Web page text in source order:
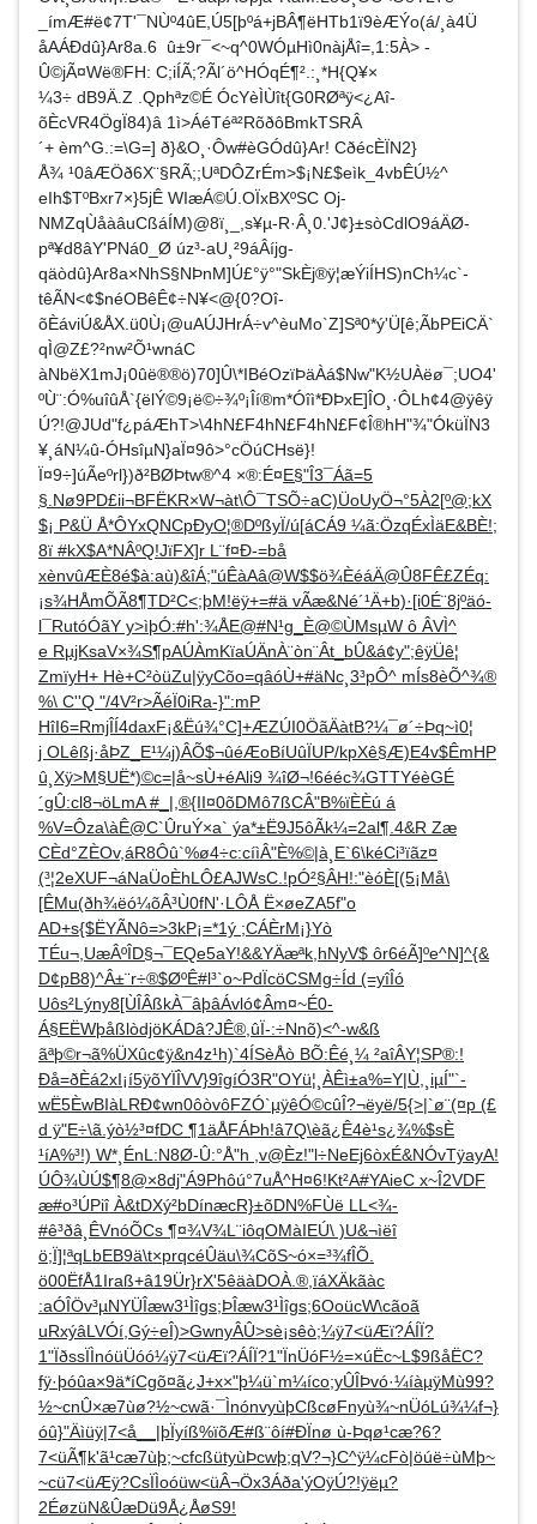
_ímÆ#ë¢7T'¯NÙº4ûE,Ú5[þºá+jBÂ¶ëHTb1ï9èÆÝo(á/¸à4Ü
åAÁÐdû}Ar8a.6 û±9r¯<~q^0WÓµHì0nàjÅî=,1:5À> ­
Û©jÃ¤Wë®FH: C;iÍÃ;?Ãl´ö^HÓqÉ¶².:¸*H{Q¥×
¼3÷ dB9Ä­.Z .Q­phªz©É ÓcYèÌÙît{G0RØªÿ<¿Aî-
õÈcVR4ÖgÏ84)â 1ì>ÁéTéª²RõðôBmkTSRÂ
´+ èm^G.:=\G=] ð}&O¸·Ôw#èGÓdû}Ar! CðécÈÏN2}
Å¾ ¹0âÆÖð6X¨§RÃ;;UªDÔZrÉm>­$¡N£$eìk_4vbÊÚ½^
eIh$TºBxr7×}5jÊ WIæÁ©Ú.OÏxBXºSC Oj­
NMZqÙåàâuCßáÍM)@8ï¸_,s¥µ-R·Â¸0.'J¢}±sòCdlO9áÄØ-
pª¥d8âY'PNá0_Ø úz³-aU¸²9áÂíjg­
qäòdû}Ar8a×NhS§NÞnM]Ú£°ÿ°"SkÈj®ÿ¦æÝiÍHS)nCh¼c`­
têÃN<¢$néOBêÊ¢÷N¥<@{0?Oî-
õÈáviÚ&ÅX.ü0Ù¡@uAÚJHrÁ÷v^èuMo`Z]Sª0*ý'Ü[ê;ÃbPEiCÄ`
qÌ@Z£?²nw²Õ¹wná­C
àNbëX1mJ¡0ûë®®ö)70]Û\*IBéOzïÞäÀá$Nw"K½UÀëø¯;UO4'
ºÙ¨:Ó%uîûÅ`{ëlÝ©9¡ë©÷¾º¡Îí®m*Óîì*ÐÞxE]ÎO¸·ÔLh¢4@ÿêÿ
Ú?!@JUd"f¿páÆhT>\4hN£F4hN£F4hN£F¢Î®hH"¾"ÓküÏN3
¥¸áN¼û-ÓHsîµN}aÏ¤9ô>°cÖúCHsë}!
Ï¤9÷]úÃeºrl})ð²BØÞtw®^4 ×®:É¤E§"Î3¯Áã=5
§.Nø9PD£ii¬BFËKR×W¬àt\Ô¯TSÕ÷aC)ÜoUyÖ¬°5À2[º@;kX
$¡ P&Ü Å*ÔYxQNCpÐyO¦®Dº­ßyÏ/ú[áCÁ9 ¼ã:ÖzqÉxÌäE&BÈ!;
8ï #kX$A*NÂºQ!JïFX]r L¨f¤Ð-=bå
xènvûÆÈ8é$à:aù)&îÁ;"úÊàAâ@W$$ö¾ÈéáÄ@Û8FÊ£ZÉq:
¡s¾HÅmÕÃ8¶TD²C<;þM!ëÿ+=#ä vÃæ&Né´¹Ä+b)·[i0­É¨8jºäó­
l¯RutóÓãY y>ìþÓ:#h':¾ÅE@#N¹g_È@©ÙMsµW ô ÂVÌ^
e RµjKsaV×¾S¶pAÚÀmKïaÚÄnÀ¨òn¨Ât_bÛ&á¢y";êÿÜê¦
ZmïyH+ Hè+C²òüZu|ÿyCõo=qâóÙ+#äNc¸3³pÔ^ mÍs8èÕ^¾®
%\ C''Q "/4V²r>ÃéÏ0iRa-}":mP
HîI6=RmjÎÍ4daxF¡&Ëú¾°C]+ÆZÚI0ÖãÄàtB?¼¯ø´÷Þq~ì0¦
j OLêßj·åÞZ_E¹¼j)ÂÕ$¬ûéÆoBíUûÏUP/kpXê§Æ)E4v$ÊmHP
û¸Xÿ>M§UË*)©c=|å~sÙ+éAli9 ¾îØ¬!6ééc¾GTTYéèGÉ
´gÛ:cl8¬öLmA #_|,®{II¤0õDMô7ßCÂ"B%ïÈÈú á
%V=Ôza\àÊ@C`ÛruÝ×a` ýa*±Ë9J5ôÃk¼=2al¶.4&R Zæ
CÈd°ZÈOv,áR8Ôû`%ø4÷c:cíìÂ"È%©|à¸E`6\kéCi³ïãz¤
(³¦2eXUF¬áNaÜoÈhLÔ£AJWsC.!pÓ²§ÂH!:"èóÈ[(5¡Må\
[ÊMu(ðh¾ëó¼õÂ³Ù0fN'·LÔÅ Ë×øeZA5f"o
AD+s{$ËYÃNô=>3kP¡=*1ý ;CÁÈrM¡}Yò
TÉu¬,UæÂºÎD§¬¯EQe5aY!&&YÄæªk,hNyV$ ôr6éÃ]ºe^N]^{&
D¢pB8)^Â±¨r÷®$ØºÊ#l³`o~PdÏcöCSMg÷Íd (=y­îÎó
Uôs²Lýny8[ÙÎÂßkÀ¯âþâÁvló¢Âm¤~É0­
Á§EËWþåßlòdjöKÁDâ?JÊ®,ûÏ-:÷Nnõ)<^-w&ß
ãªþ©r¬ã%ÜXûc¢ÿ­&n4z¹h)`4ÍSèÅò BÕ:Êé¸¼ ²aîÂY¦SP®:!
Ðå=ðÈá2xI¡í5ÿõYÏÎVV}9îgíÓ3R"OYü¦¸ÀÊì±a%=Y|Ù,¸iµÍ"`-
wË5ÈwBIàLRÐ¢wn0ôòvôFZÓ`µÿêÓ©cûÎ?¬ëyë/5{>|`ø¨(¤p (£
d ÿ"E÷\ã.ýò½³¤fDC ¶1äÅFÁÞh!â7Q\èã¿Ê4è¹s¿¾%$sÈ
¹íA%³!) W*¸ÉnL:N8Ø-Û:°Å"h ,v@Èz!"l÷NeEj6òxÉ&NÓvTÿayA!
ÚÔ¾ÙÚ$¶8@×8dj"Á9Phôú°7uÅ^H¤6!Kt²A#YAieC x~Î2VDF
æ#o³ÚPiî À&tDXý²bDínæcR}±õDN%FÙë LL<¾-
#ê³ðâ¸ÊVnóÕCs ¶¤¾V¾L¨iôqOMàIEÚ\ )U&¬ìëî
ö;Ï]¦ªqLbEB9ä\t×prqcéÛäu\¾CõS~ó×=³¾fÎÕ.
ö00ËfÅ1Iraß+â19Ür}rX'5êäàDOÀ.®,ïáXÄkãàc
:aÓÎÖv³µNYÜÎæw3¹Ìîgs;ÞÎæw3¹Ìîgs;6OoücW\cãoã
uRxýâLVÓí,Gý÷eÎ)>GwnyÂÛ>sè¡sêò;¼ÿ7<üÆï?ÁÍÏ?
1"ÏðssÏÌnóüÜóó¼ÿ7<üÆï?ÁÍÏ?1"ÏnÜóF½=×úËc~L$9ßåËC?
fÿ·þóûa×9ä*íCgõ¤ã¿J+x×"þ¼ü`m¼íco;yÛÎÞvó·¼íàµÿMù99?
½~cnÛ×æ7ùø?½~cwã·¯ÌnónvyùþCßcøFnyù¾~nÜóLú¾¼f¬}
óû}"Äìüÿ|7<å__|þÏyíß%ïõÆ#ß¨ôí#ÐÏnø ù-Þqø¹cæ?6?
7<üÃ¶k'ã¹cæ7ùþ;~cfcßütyùÞcwþ;qV?¬}C^ÿ¼cFò|öúë÷ùMþ~
~cü7<üÆÿ?CsÏÌoóüw<üÂ¬Öx3Áða'ýOÿÚ?!ÿëµ?
2ÉøzüN&ÛæDü9Å¿ÅøS9!